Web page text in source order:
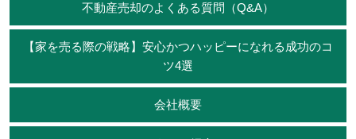
不動産売却のよくある質問（Q&A）
【家を売る際の戦略】安心かつハッピーになれる成功のコ
ツ4選
会社概要